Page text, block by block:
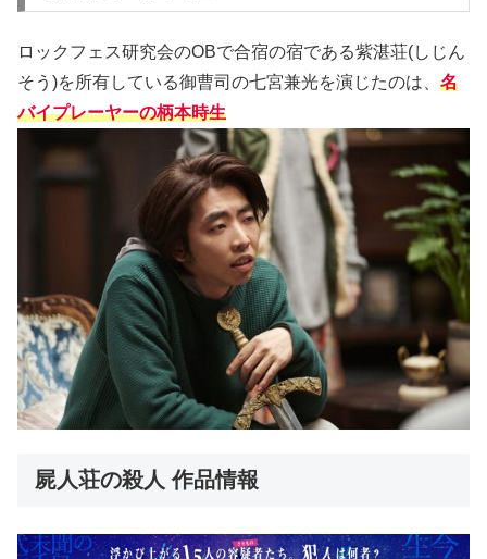
ロックフェス研究会のOBで合宿の宿である紫湛荘(しじん
そう)を所有している御曹司の七宮兼光を演じたのは、 名
バイプレーヤーの柄本時生
屍人荘の殺人 作品情報